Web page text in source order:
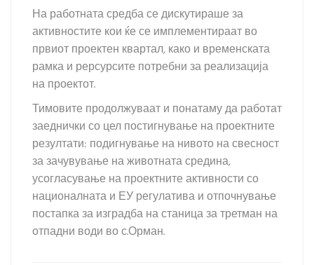
На работната средба се дискутираше за
активностите кои ќе се имплементираат во
првиот проектен квартал, како и временската
рамка и рерсурсите потребни за реализација
на проектот.
Тимовите продолжуваат и понатаму да работат
заеднички со цел постигнување на проектните
резултати: подигнување на нивото на свесност
за зачувување на животната средина,
усогласување на проектните активности со
националната и ЕУ регулатива и отпочнување
постапка за изградба на станица за третман на
отпадни води во с.Орман.